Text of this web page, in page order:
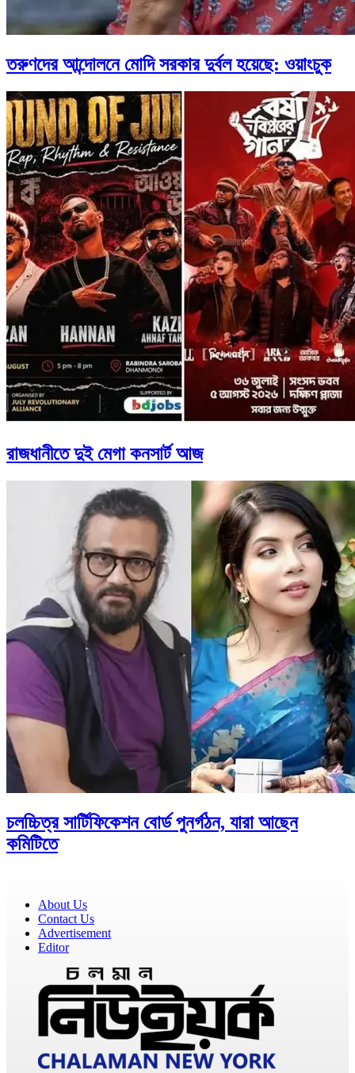
তরুণদের আন্দোলনে মোদি সরকার দুর্বল হয়েছে: ওয়াংচুক
রাজধানীতে দুই মেগা কনসার্ট আজ
চলচ্চিত্র সার্টিফিকেশন বোর্ড পুনর্গঠন, যারা আছেন
কমিটিতে
About Us
Contact Us
Advertisement
Editor